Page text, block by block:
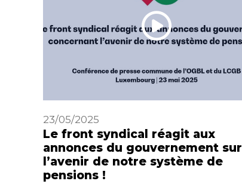
23/05/2025
Le front syndical réagit aux
annonces du gouvernement sur
l’avenir de notre système de
pensions !